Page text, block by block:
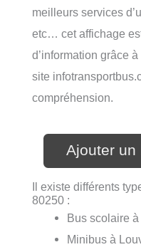
meilleurs services
etc… cet affichage
d’information grâce
site
compréhension.
Ajouter un
Il existe différents
80250 :
Bus scolaire
Minibus à